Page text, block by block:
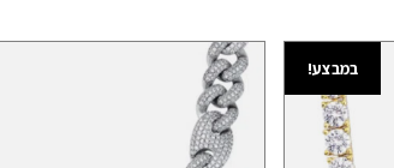
במבצע!